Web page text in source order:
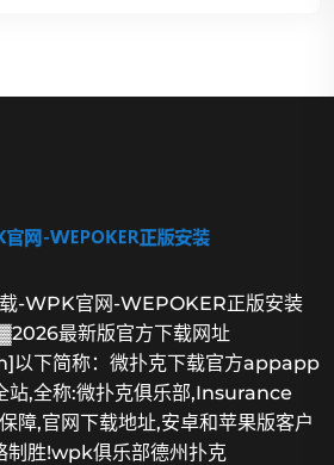
-WPK官网-WEPOKER正版安装
最新版官方下载网址
下简称：微扑克下载官方appapp
站,全称:微扑克俱乐部,Insurance
障,官网下载地址,安卓和苹果版客户
制胜!wpk俱乐部德州扑克